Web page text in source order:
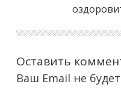
Оставить
Ваш Email не